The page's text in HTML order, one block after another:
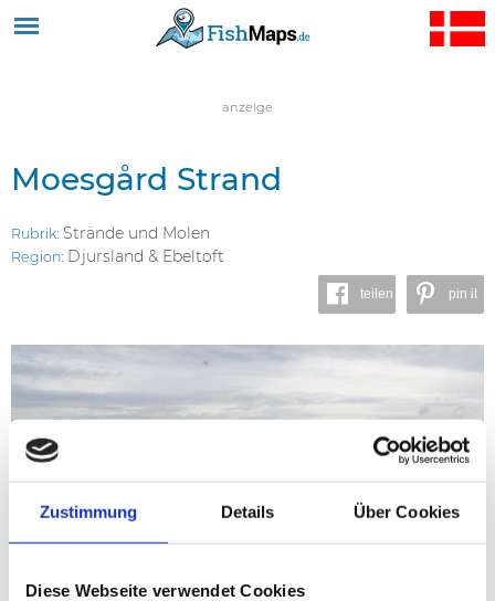
Zustimmung Details Über Cookies
Diese Webseite verwendet Cookies
Jump to navigation
anzeige
Moesgård Strand
Rubrik: Strände und Molen
Region: Djursland & Ebeltoft
teilen pin it